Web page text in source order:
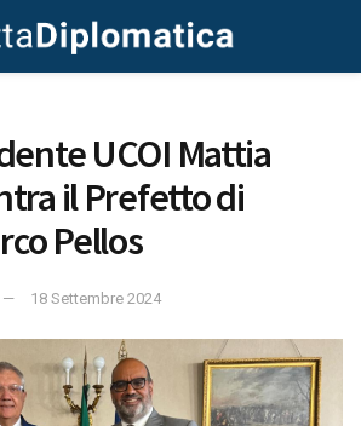
UCOI Mattia
il Prefetto di
Pellos
18 Settembre 2024